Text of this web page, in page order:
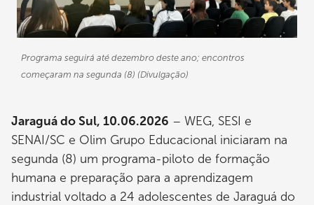
Programa seguirá até dezembro deste ano; encontros
começaram na segunda (8) (Divulgação)
Jaraguá do Sul, 10.06.2026 – WEG, SESI e
SENAI/SC e Olim Grupo Educacional iniciaram na
segunda (8) um programa-piloto de formação
humana e preparação para a aprendizagem
industrial voltado a 24 adolescentes de Jaraguá do